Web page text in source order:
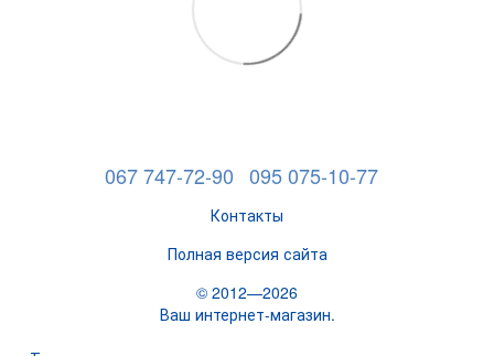
067 747-72-90 095 075-10-77
Контакты
Полная версия сайта
© 2012—2026
Ваш интернет-магазин.